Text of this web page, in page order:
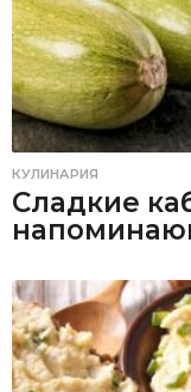
КУЛИНАРИЯ
Сладкие